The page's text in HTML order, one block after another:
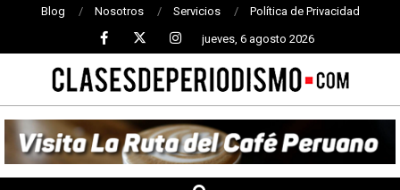
Blog Nosotros Servicios Política de Privacidad
jueves, 6 agosto 2026
CLASES
DE
PERIODISMO